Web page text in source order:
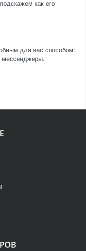
как его
для вас способом:
мессенджеры.